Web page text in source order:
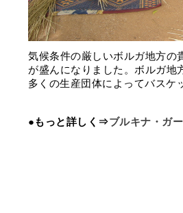
気候条件の厳しいボルガ地方の
が盛んになりました。ボルガ地
多くの生産団体によってバスケ
●もっと詳しく⇒ブルキナ・ガ